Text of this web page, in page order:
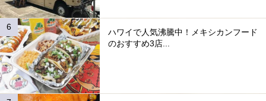
ハワイで人気沸騰中！メキシカンフード
のおすすめ3店...